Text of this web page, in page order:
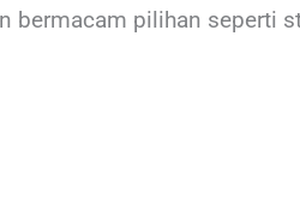
bermacam pilihan seperti